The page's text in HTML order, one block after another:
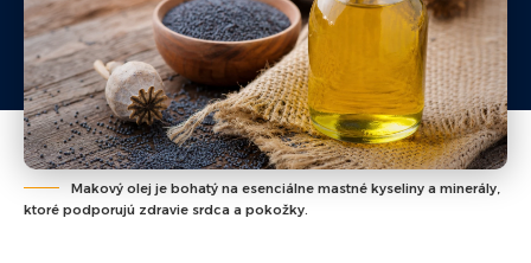
Makový olej je bohatý na esenciálne mastné kyseliny a minerály,
ktoré podporujú zdravie srdca a pokožky.